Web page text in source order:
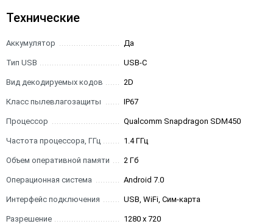
Технические
Аккумулятор Да
Тип USB USB-C
Вид декодируемых кодов 2D
Класс пылевлагозащиты IP67
Процессор Qualcomm Snapdragon SDM450
Частота процессора, ГГц 1.4 ГГц
Объем оперативной памяти 2 Гб
Операционная система Android 7.0
Интерфейс подключения USB, WiFi, Сим-карта
Разрешение 1280 x 720